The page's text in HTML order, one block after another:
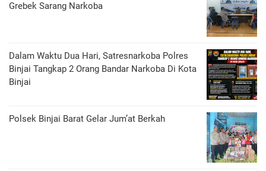
Grebek Sarang Narkoba
Dalam Waktu Dua Hari, Satresnarkoba Polres
Binjai Tangkap 2 Orang Bandar Narkoba Di Kota
Binjai
Polsek Binjai Barat Gelar Jum’at Berkah